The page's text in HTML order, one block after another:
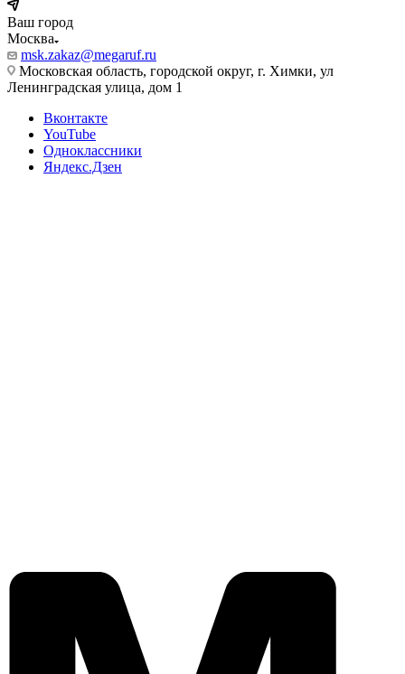
Ваш город
Москва
msk.zakaz@megaruf.ru
Московская область, городской округ, г. Химки, ул
Ленинградская улица, дом 1
Вконтакте
YouTube
Одноклассники
Яндекс.Дзен